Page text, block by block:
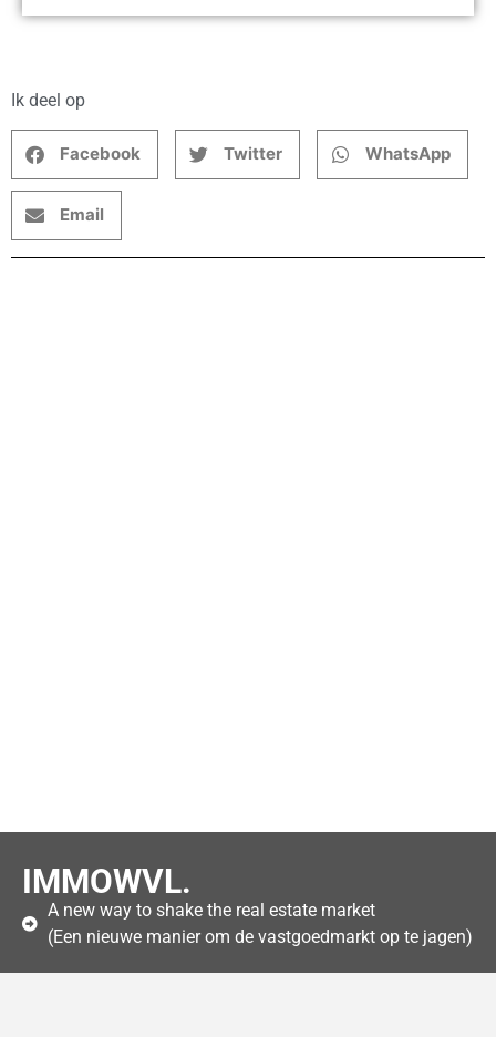
Ik deel op
Facebook Twitter WhatsApp
Email
IMMOWVL.
A new way to shake the real estate market
(Een nieuwe manier om de vastgoedmarkt op te jagen)